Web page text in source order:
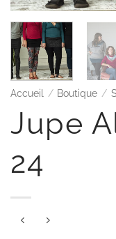
Accueil / Boutique /
Jupe
24